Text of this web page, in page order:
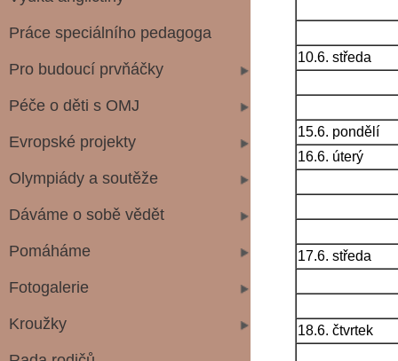
Práce speciálního pedagoga
Pro budoucí prvňáčky
Péče o děti s OMJ
Evropské projekty
Olympiády a soutěže
Dáváme o sobě vědět
Pomáháme
Fotogalerie
Kroužky
10.6. středa
15.6. pondělí
16.6. úterý
17.6. středa
18.6. čtvrtek